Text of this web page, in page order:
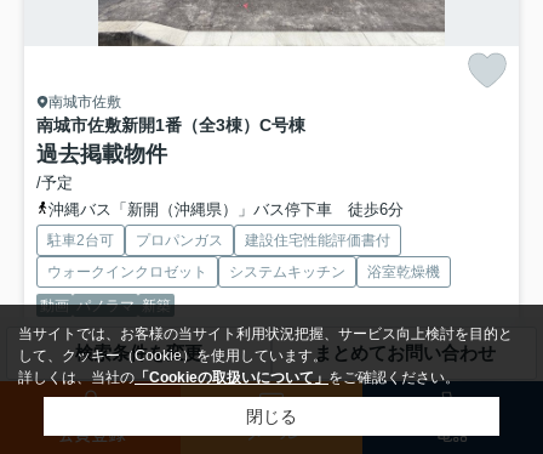
南城市佐敷
南城市佐敷新開1番（全3棟）C号棟
過去掲載物件
/予定
沖縄バス「新開（沖縄県）」バス停下車 徒歩6分
駐車2台可 プロパンガス
建設住宅性能評価書付
ウォークインクロゼット
システムキッチン
浴室乾燥機
動画 パノラマ 新築
近くの丸大佐敷店まで徒歩3分で行けます。追焚機能のある浴室のでお
湯が冷めてしまっても安心ですね。来訪者をモニターで確認で...
見る
検索条件を変更 まとめてお問い合わせ
会員登録 メール 電話
当サイトでは、お客様の当サイト利用状況把握、サービス向上検討を目的と
して、クッキー（Cookie）を使用しています。
詳しくは、当社の「Cookieの取扱いについて」をご確認ください。
閉じる